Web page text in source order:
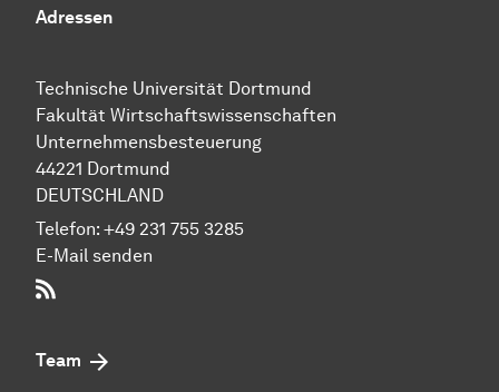
Adressen
Technische Uni­ver­si­tät Dort­mund
Fakultät Wirtschafts­wissen­schaften
Unternehmensbesteuerung
44221 Dort­mund
DEUTSCHLAND
Telefon: +49 231 755 3285
E-Mail senden
Team